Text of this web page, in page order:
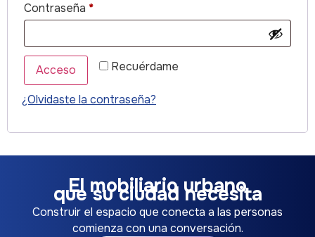
Contraseña *
Recuérdame
Acceso
¿Olvidaste la contraseña?
⁨⁨⁨⁨⁨⁨⁨⁨⁨⁨El mobiliario urbano
que su ciudad necesita
Construir el espacio que conecta a las personas
comienza con una conversación.